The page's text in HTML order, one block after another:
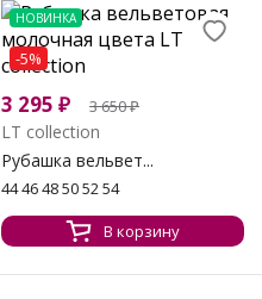
НОВИНКА
-5%
3 295 ₽ 3 650₽
LT collection
Рубашка вельвет...
44 46 48 50 52 54
В корзину